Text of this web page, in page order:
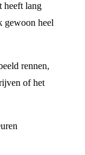
heeft lang
gewoon heel
rennen,
of het